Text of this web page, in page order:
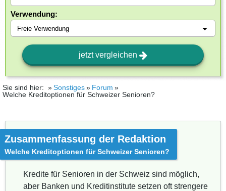
Verwendung:
jetzt vergleichen
Sie sind hier: Sonstiges
Forum
Welche Kreditoptionen für Schweizer Senioren?
Zusammenfassung der Redaktion
Welche Kreditoptionen für Schweizer Senioren?
Kredite für Senioren in der Schweiz sind möglich,
aber Banken und Kreditinstitute setzen oft strengere